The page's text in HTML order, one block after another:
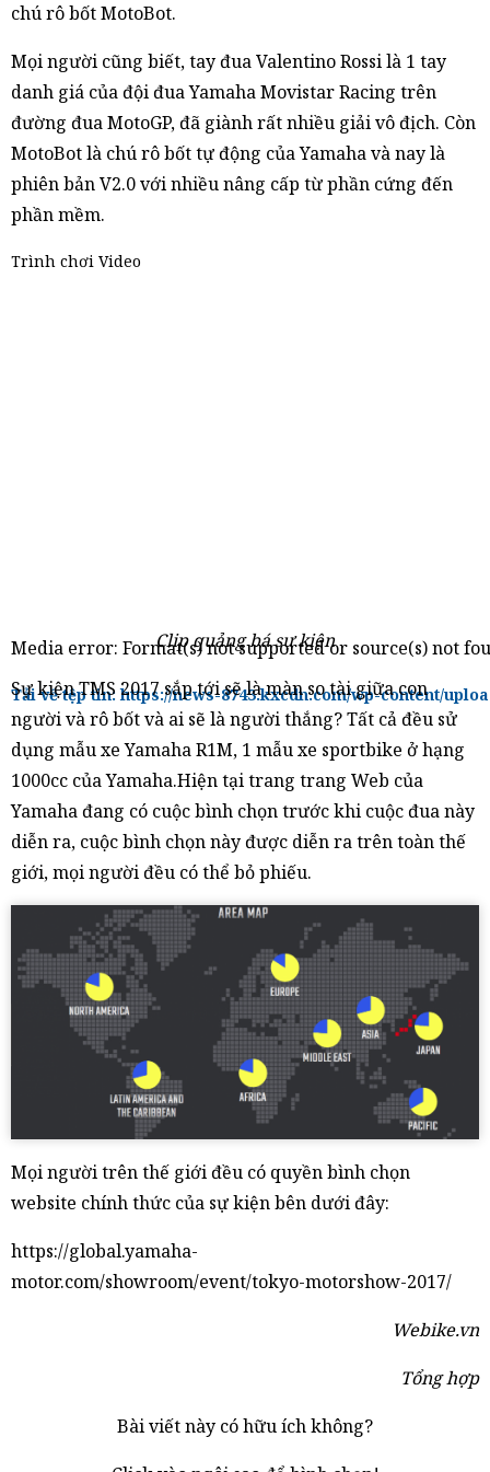
chú rô bốt MotoBot.
Mọi người cũng biết, tay đua Valentino Rossi là 1 tay
danh giá của đội đua Yamaha Movistar Racing trên
đường đua MotoGP, đã giành rất nhiều giải vô địch. Còn
MotoBot là chú rô bốt tự động của Yamaha và nay là
phiên bản V2.0 với nhiều nâng cấp từ phần cứng đến
phần mềm.
Trình chơi Video
Media error: Format(s) not supported or source(s) not
Tải về tệp tin: https://news-8743.kxcdn.com/wp-content/
00:00
Clip quảng bá sự kiện
Sự kiện TMS 2017 sắp tới sẽ là màn so tài giữa con
người và rô bốt và ai sẽ là người thắng? Tất cả đều sử
dụng mẫu xe Yamaha R1M, 1 mẫu xe sportbike ở hạng
1000cc của Yamaha.Hiện tại trang trang Web của
Yamaha đang có cuộc bình chọn trước khi cuộc đua này
diễn ra, cuộc bình chọn này được diễn ra trên toàn thế
giới, mọi người đều có thể bỏ phiếu.
Mọi người trên thế giới đều có quyền bình chọn
website chính thức của sự kiện bên dưới đây:
https://global.yamaha-
motor.com/showroom/event/tokyo-motorshow-2017/
Webike.vn
Tổng hợp
Bài viết này có hữu ích không?